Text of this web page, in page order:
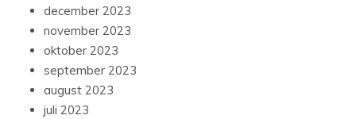
december 2023
november 2023
oktober 2023
september 2023
august 2023
juli 2023